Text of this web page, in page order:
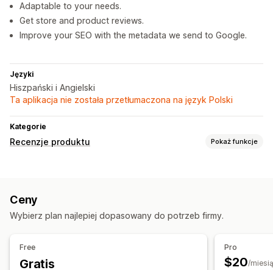
Adaptable to your needs.
Get store and product reviews.
Improve your SEO with the metadata we send to Google.
Języki
Hiszpański i Angielski
Ta aplikacja nie została przetłumaczona na język Polski
Kategorie
Recenzje produktu Pokaż funkcje
Karty lub paski boczne
Pytania i odpowiedzi
Fragmenty rozszerzone
Import i eksport
Ceny
Wybierz plan najlepiej dopasowany do potrzeb firmy.
Free
Gratis
Pro
$20/